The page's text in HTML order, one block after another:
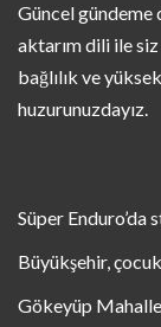
Güncel
aktarım dili ile
bağlılık ve
huzurunuzdayız.
Süper Enduro’da
Büyükşehir,
Gökeyüp